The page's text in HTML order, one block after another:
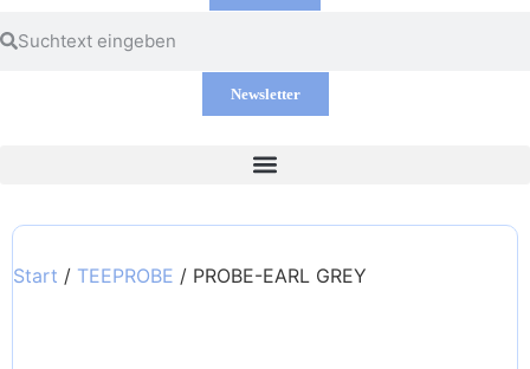
Newsletter
Start / TEEPROBE / PROBE-EARL GREY